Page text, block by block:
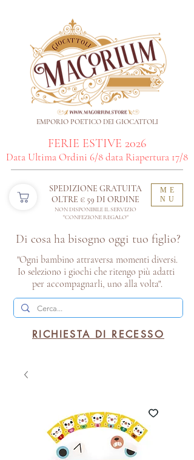
ME
NU
Di cosa ha bisogno oggi tuo figlio?
SPEDIZIONE GRATUITA
OLTRE € 59 DI ORDINE​
NON DISPONIBILE IL SERVIZIO
"CONFEZIONE REGALO"
"Ogni bambino attraversa momenti diversi.
Io seleziono i giochi che ritengo più adatti
per accompagnarli, uno alla volta".
EMPORIO POETICO DEI GIOCATTOLI
RICHIESTA DI RECESSO
FERIE ESTIVE 2026
Data Ultima Ordini 6/8 data Riapertura 17/8